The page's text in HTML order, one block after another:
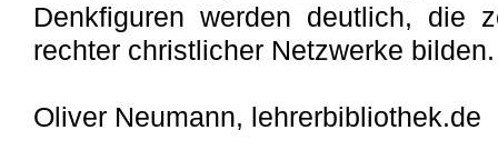
Denkfiguren werden deutlich, die
rechter christlicher Netzwerke bilden.
Oliver Neumann, lehrerbibliothek.de